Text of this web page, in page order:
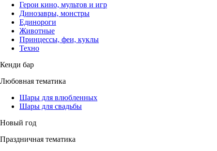
Герои кино, мультов и игр
Динозавры, монстры
Единороги
Животные
Принцессы, феи, куклы
Техно
Кенди бар
Любовная тематика
Шары для влюбленных
Шары для свадьбы
Новый год
Праздничная тематика